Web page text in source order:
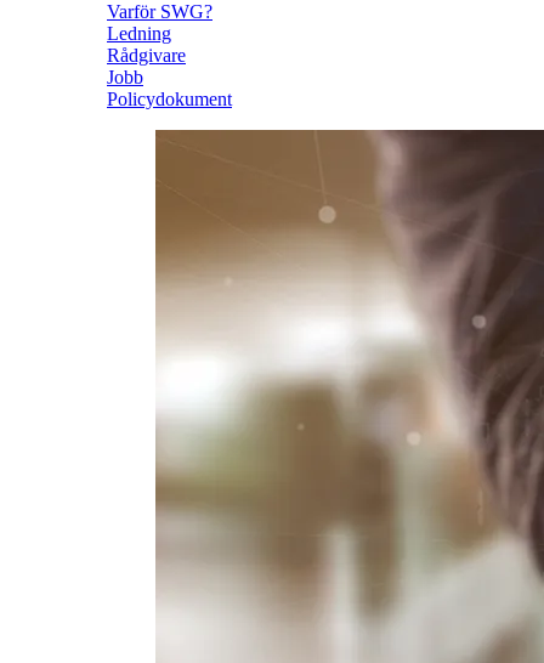
Varför SWG?
Ledning
Rådgivare
Jobb
Policydokument